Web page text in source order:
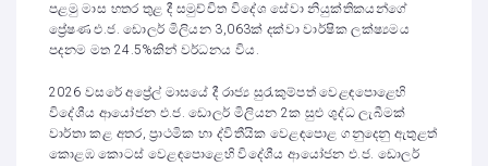
පළමු මාස හතර තුළ දී සමුච්චිත විදේශ සේවා නියුක්තිකයන්ගේ
ප්‍රේෂණ එ.ජ. ඩොලර් මිලියන 3,063ක් දක්වා වාර්ෂික ලක්ෂ්‍යමය
පදනම මත 24.5%කින් වර්ධනය විය.
2026 වසරේ අප්‍රේල් මාසයේ දී රාජ්‍ය සුරැකුම්පත් වෙළඳපොළෙහි
විදේශීය ආයෝජන එ.ජ. ඩොලර් මිලියන 2ක සුළු ශුද්ධ ලැබීමක්
වාර්තා කළ අතර, ප්‍රාථමික හා ද්විතීයික වෙළඳපොළ ගනුදෙනු ඇතුළත්
කොළඹ කොටස් වෙළඳපොළෙහි විදේශීය ආයෝජන එ.ජ. ඩොලර්